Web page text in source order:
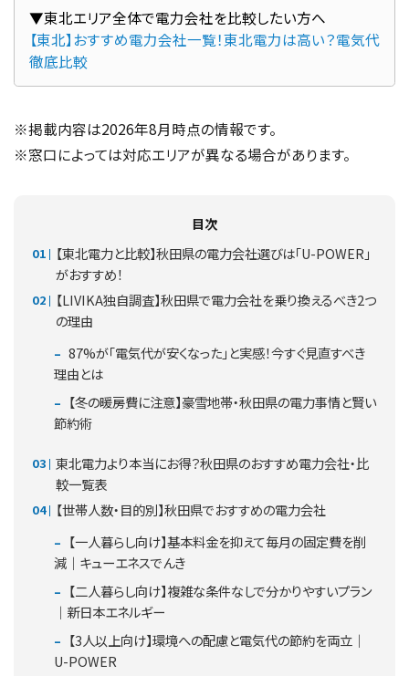
【東北】おすすめ電力会社一覧！東北電力は高い？電気代
徹底比較
※掲載内容は2026年8月時点の情報です。
※窓口によっては対応エリアが異なる場合があります。
目次
【東北電力と比較】秋田県の電力会社選びは「U-POWER」
がおすすめ！
【LIVIKA独自調査】秋田県で電力会社を乗り換えるべき2つ
の理由
87%が「電気代が安くなった」と実感！今すぐ見直すべき
理由とは
【冬の暖房費に注意】豪雪地帯・秋田県の電力事情と賢い
節約術
東北電力より本当にお得？秋田県のおすすめ電力会社・比
較一覧表
【世帯人数・目的別】秋田県でおすすめの電力会社
【一人暮らし向け】基本料金を抑えて毎月の固定費を削
減｜キューエネスでんき
【二人暮らし向け】複雑な条件なしで分かりやすいプラン
｜新日本エネルギー
【3人以上向け】環境への配慮と電気代の節約を両立｜
U-POWER